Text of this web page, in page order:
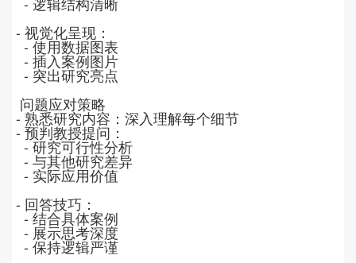
- 视觉化呈现：
-使用数据图表
- 插入案例图片
- 突出研究亮点
问题应对策略
-熟悉研究内容：深入理解每个细节
- 预判教授提问：
-研究可行性分析
- 与其他研究差异
- 实际应用价值
- 回答技巧：
- 结合具体案例
- 展示思考深度
- 保持逻辑严谨